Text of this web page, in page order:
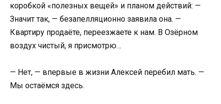
коробкой «полезных вещей» и планом действий: —
Значит так, — безапелляционно заявила она. —
Квартиру продаёте, переезжаете к нам. В Озёрном
воздух чистый, я присмотрю…
— Нет, — впервые в жизни Алексей перебил мать. —
Мы остаёмся здесь.